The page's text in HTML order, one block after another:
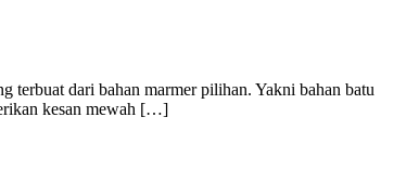
dari bahan marmer pilihan. Yakni bahan batu
kesan mewah […]